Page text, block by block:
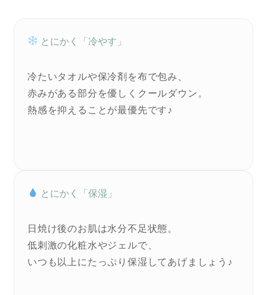
とにかく「冷やす」
冷たいタオルや保冷剤を布で包み、
赤みがある部分を優しくクールダウン。
熱感を抑えることが最優先です♪
とにかく「保湿」
日焼け後のお肌は水分不足状態。
低刺激の化粧水やジェルで、
いつも以上にたっぷり保湿してあげましょう♪